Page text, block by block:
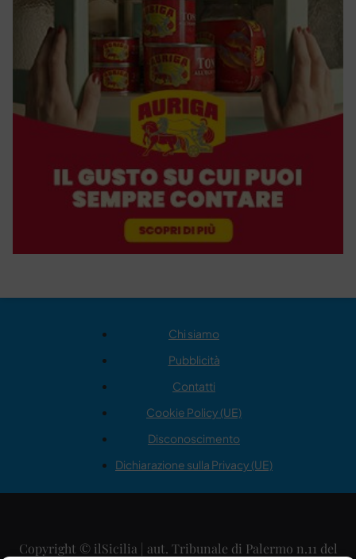
Chi siamo
Pubblicità
Contatti
Cookie Policy (UE)
Disconoscimento
Dichiarazione sulla Privacy (UE)
Copyright © ilSicilia | aut. Tribunale di Palermo n.11 del